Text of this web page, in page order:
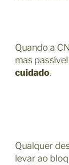
Quando a
mas
cuidado.
Qualquer
levar ao